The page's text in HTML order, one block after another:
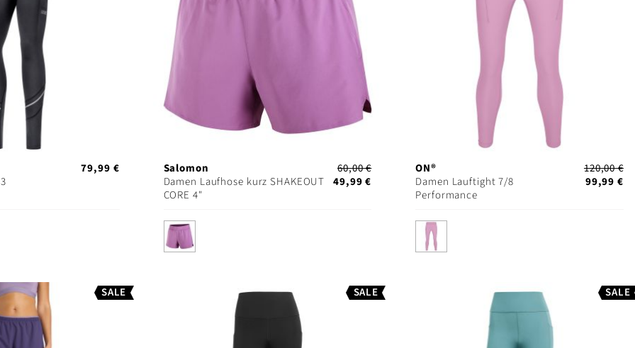
79,99 €
Salomon
Damen Laufhose kurz SHAKEOUT
CORE 4"
60,00 €
49,99 €
ON®
Damen Lauftight 7/8
Performance
120,00 €
99,99 €
SALE SALE SALE